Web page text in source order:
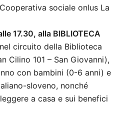
sociale onlus La
17.30, alla BIBLIOTECA
circuito della Biblioteca
Cilino 101 – San Giovanni),
con bambini (0-6 anni) e
sloveno, nonché
a casa e sui benefici